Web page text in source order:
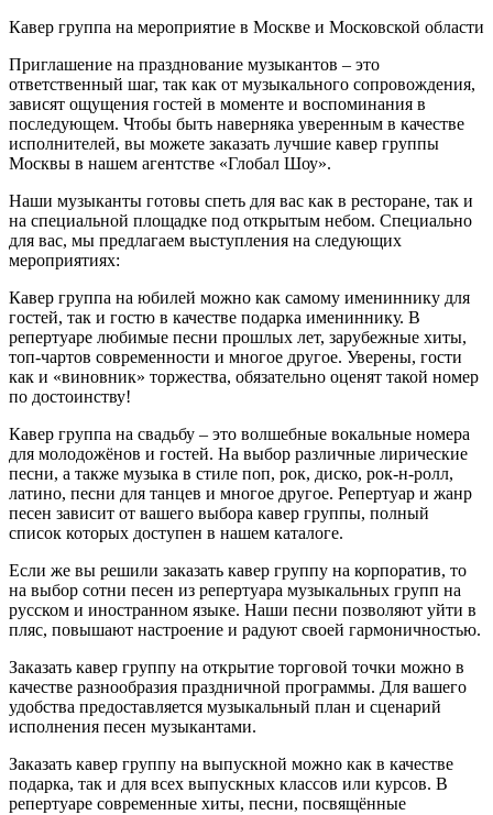
Кавер группа на мероприятие в Москве и Московской области
Приглашение на празднование музыкантов – это
ответственный шаг, так как от музыкального сопровождения,
зависят ощущения гостей в моменте и воспоминания в
последующем. Чтобы быть наверняка уверенным в качестве
исполнителей, вы можете заказать лучшие кавер группы
Москвы в нашем агентстве «Глобал Шоу».
Наши музыканты готовы спеть для вас как в ресторане, так и
на специальной площадке под открытым небом. Специально
для вас, мы предлагаем выступления на следующих
мероприятиях:
Кавер группа на юбилей можно как самому имениннику для
гостей, так и гостю в качестве подарка имениннику. В
репертуаре любимые песни прошлых лет, зарубежные хиты,
топ-чартов современности и многое другое. Уверены, гости
как и «виновник» торжества, обязательно оценят такой номер
по достоинству!
Кавер группа на свадьбу – это волшебные вокальные номера
для молодожёнов и гостей. На выбор различные лирические
песни, а также музыка в стиле поп, рок, диско, рок-н-ролл,
латино, песни для танцев и многое другое. Репертуар и жанр
песен зависит от вашего выбора кавер группы, полный
список которых доступен в нашем каталоге.
Если же вы решили заказать кавер группу на корпоратив, то
на выбор сотни песен из репертуара музыкальных групп на
русском и иностранном языке. Наши песни позволяют уйти в
пляс, повышают настроение и радуют своей гармоничностью.
Заказать кавер группу на открытие торговой точки можно в
качестве разнообразия праздничной программы. Для вашего
удобства предоставляется музыкальный план и сценарий
исполнения песен музыкантами.
Заказать кавер группу на выпускной можно как в качестве
подарка, так и для всех выпускных классов или курсов. В
репертуаре современные хиты, песни, посвящённые